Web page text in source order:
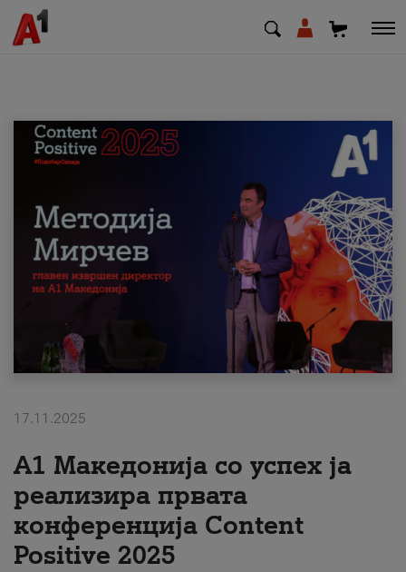
МК EN
Приватни Деловни
Поддршка
Надополни кредит
#ПодобарОнлајн
17.11.2025
А1 Македонија со успех ја
реализира првата
конференција Content
Positive 2025